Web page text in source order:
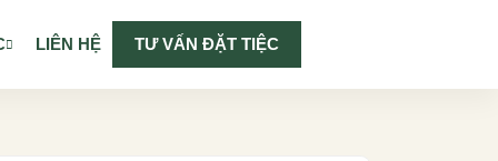
LIÊN HỆ TƯ VẤN ĐẶT TIỆC